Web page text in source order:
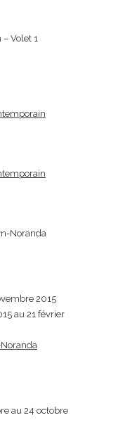
Volet 1
Noranda
2015
au 21 février
Noranda
au 24 octobre